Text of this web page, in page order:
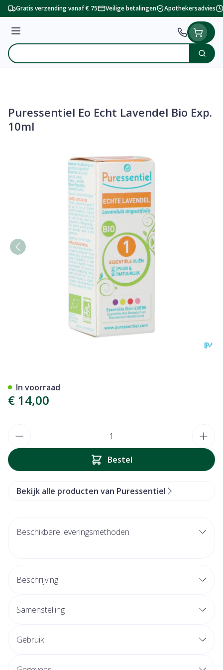
Ga naar de inhoud
Gratis verzending vanaf € 75 Veilige betalingen Apothekersadvies
Menu
Product, merk, categorie...
Zoek
Puressentiel Eo Echt Lavendel Bio Exp.
10ml
€ 14,00
Bestel
In voorraad
Bekijk alle producten van Puressentiel
Beschikbare leveringsmethoden
Beschrijving
Samenstelling
Gebruik